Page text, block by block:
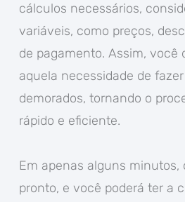
cálculos necessários,
variáveis, como preços,
de pagamento. Assim, você
aquela necessidade de
demorados, tornando o
rápido e eficiente.
Em apenas alguns minutos,
pronto, e você poderá ter a